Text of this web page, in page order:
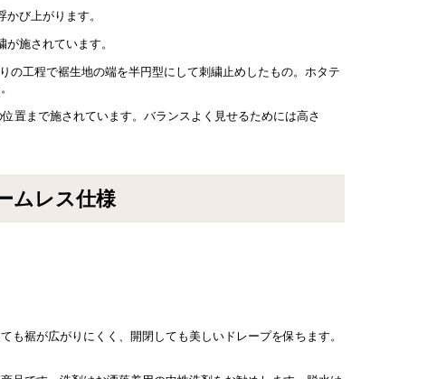
び上がります。
施されています。
の工程で裾生地の端を半円型にして刺繍止めしたもの。ホタテ
置まで施されています。バランスよく見せるためには高さ
ムレス仕様
裾が広がりにくく、開閉しても美しいドレープを保ちます。